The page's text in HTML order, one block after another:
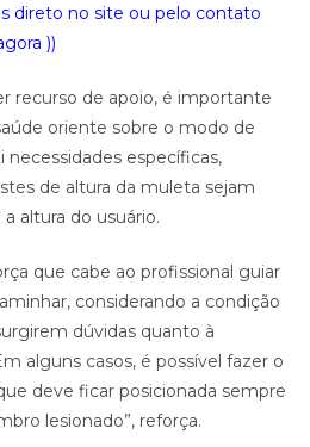
direto no site ou pelo contato
))
recurso de apoio, é importante
oriente sobre o modo de
necessidades específicas,
de altura da muleta sejam
altura do usuário.
que cabe ao profissional guiar
considerando a condição
dúvidas quanto à
alguns casos, é possível fazer o
deve ficar posicionada sempre
lesionado”, reforça.